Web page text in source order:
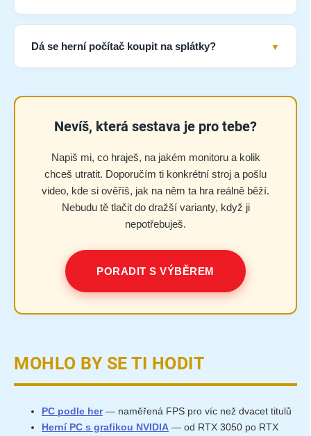
Dá se herní počítač koupit na splátky?
Nevíš, která sestava je pro tebe?
Napiš mi, co hraješ, na jakém monitoru a kolik
chceš utratit. Doporučím ti konkrétní stroj a pošlu
video, kde si ověříš, jak na něm ta hra reálně běží.
Nebudu tě tlačit do dražší varianty, když ji
nepotřebuješ.
PORADIT S VÝBĚREM
MOHLO BY SE TI HODIT
PC podle her— naměřená FPS pro víc než dvacet titulů
Herní PC s grafikou NVIDIA — od RTX 3050 po RTX